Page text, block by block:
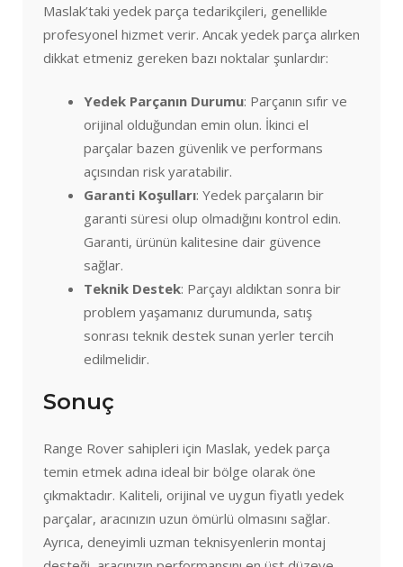
Maslak’taki yedek parça tedarikçileri, genellikle
profesyonel hizmet verir. Ancak yedek parça alırken
dikkat etmeniz gereken bazı noktalar şunlardır:
Yedek Parçanın Durumu: Parçanın sıfır ve
orijinal olduğundan emin olun. İkinci el
parçalar bazen güvenlik ve performans
açısından risk yaratabilir.
Garanti Koşulları: Yedek parçaların bir
garanti süresi olup olmadığını kontrol edin.
Garanti, ürünün kalitesine dair güvence
sağlar.
Teknik Destek: Parçayı aldıktan sonra bir
problem yaşamanız durumunda, satış
sonrası teknik destek sunan yerler tercih
edilmelidir.
Sonuç
Range Rover sahipleri için Maslak, yedek parça
temin etmek adına ideal bir bölge olarak öne
çıkmaktadır. Kaliteli, orijinal ve uygun fiyatlı yedek
parçalar, aracınızın uzun ömürlü olmasını sağlar.
Ayrıca, deneyimli uzman teknisyenlerin montaj